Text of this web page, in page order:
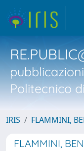
Politecnico
IRIS FLAMMINI,
FLAMMINI,